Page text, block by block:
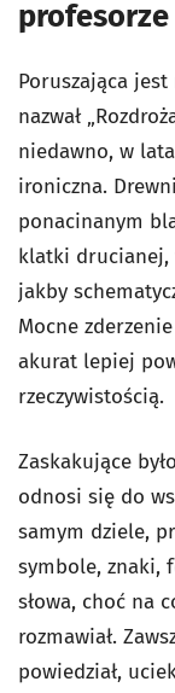
profesorze
Poruszająca jest
nazwał
niedawno, w
ironiczna.
ponacinanym
klatki drucianej,
jakby
Mocne
akurat lepiej
rzeczywistością.
Zaskakujące
odnosi się do
samym dziele,
symbole, znaki,
słowa, choć na
rozmawiał.
powiedział,